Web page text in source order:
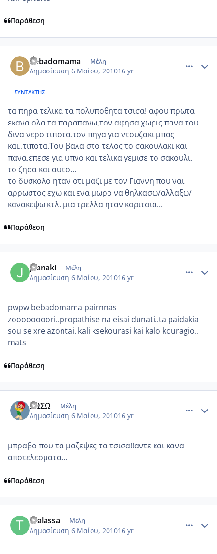
Παράθεση
bebadomama Μέλη
Δημοσίευση 6 Μαίου, 201016 yr
ΣΥΝΤΆΚΤΗΣ
τα πηρα τελικα τα πολυποθητα τσισα! αφου πρωτα
εκανα ολα τα παραπανω,τον αφησα χωρις πανα του
δινα νερο τιποτα.τον πηγα για ντουζακι μπας
και..τιποτα.Του βαλα στο τελος το σακουλακι και
πανα,επεσε για υπνο και τελικα γεμισε το σακουλι.
το ζησα και αυτο...
το δυσκολο ηταν οτι μαζι με τον Γιαννη που ναι
αρρωστος εχω και ενα μωρο να θηλκασω/αλλαξω/
κανακεψω κτλ. μια τρελλα ηταν κοριτσια...
Παράθεση
joanaki Μέλη
Δημοσίευση 6 Μαίου, 201016 yr
pwpw bebadomama pairnnas
zoooooooori..propathise na eisai dunati..ta paidakia
sou se xreiazontai..kali ksekourasi kai kalo kouragio..
mats
Παράθεση
ΣΩΣΩ Μέλη
Δημοσίευση 6 Μαίου, 201016 yr
μπραβο που τα μαζεψες τα τσισα!!αντε και κανα
αποτελεσματα...
Παράθεση
thalassa Μέλη
Δημοσίευση 6 Μαίου, 201016 yr